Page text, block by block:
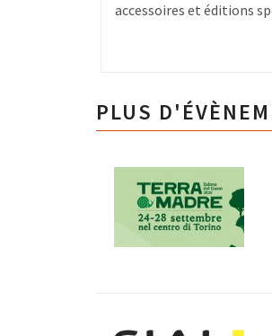
accessoires et éditions
PLUS